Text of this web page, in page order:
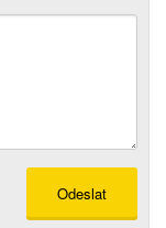
Odeslat